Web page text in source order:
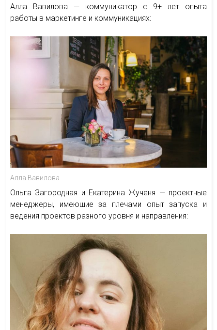
Алла Вавилова — коммуникатор с 9+ лет опыта
работы в маркетинге и коммуникациях:
Алла Вавилова
Ольга Загородная и Екатерина Жученя — проектные
менеджеры, имеющие за плечами опыт запуска и
ведения проектов разного уровня и направления: